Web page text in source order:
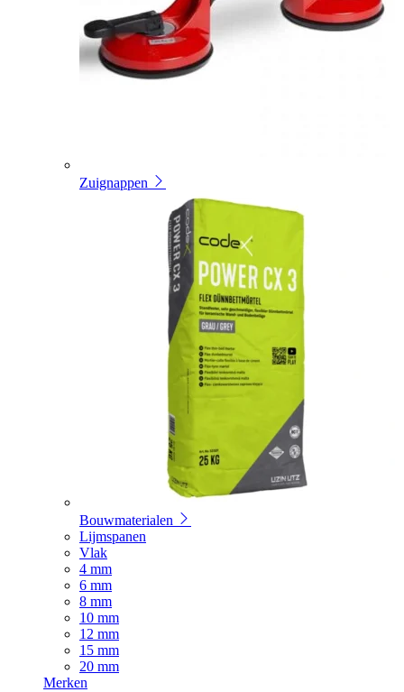
Zuignappen
Bouwmaterialen
Lijmspanen
Vlak
4 mm
6 mm
8 mm
10 mm
12 mm
15 mm
20 mm
Merken